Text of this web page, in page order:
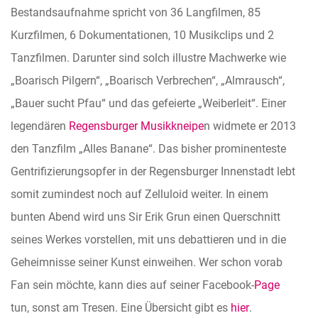
Bestandsaufnahme spricht von 36 Langfilmen, 85
Kurzfilmen, 6 Dokumentationen, 10 Musikclips und 2
Tanzfilmen. Darunter sind solch illustre Machwerke wie
„Boarisch Pilgern“, „Boarisch Verbrechen“, „Almrausch“,
„Bauer sucht Pfau“ und das gefeierte „Weiberleit“. Einer
legendären Regensburger Musikkneipen widmete er 2013
den Tanzfilm „Alles Banane“. Das bisher prominenteste
Gentrifizierungsopfer in der Regensburger Innenstadt lebt
somit zumindest noch auf Zelluloid weiter. In einem
bunten Abend wird uns Sir Erik Grun einen Querschnitt
seines Werkes vorstellen, mit uns debattieren und in die
Geheimnisse seiner Kunst einweihen. Wer schon vorab
Fan sein möchte, kann dies auf seiner Facebook-Page
tun, sonst am Tresen. Eine Übersicht gibt es hier.